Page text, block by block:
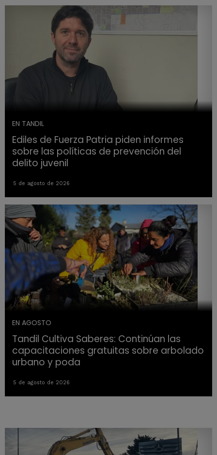
EN TANDIL
Ediles de Fuerza Patria piden informes
sobre las políticas de prevención del
delito juvenil
5 de agosto de 2026
EN AGOSTO
Tandil Cultiva Saberes: Continúan las
capacitaciones gratuitas sobre arbolado
urbano y poda
5 de agosto de 2026